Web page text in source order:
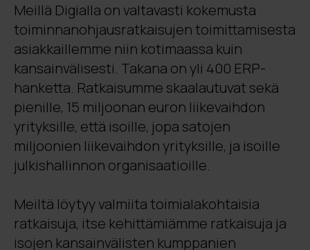
Meillä Digialla on valtavasti kokemusta
toiminnanohjausratkaisujen toimittamisesta
asiakkaillemme niin kotimaassa kuin
kansainvälisesti. Takana on yli 400 ERP-
hanketta. Ratkaisumme skaalautuvat sekä
pienille, 15 miljoonan euron liikevaihdon
yrityksille, että isoille, jopa satojen
miljoonien liikevaihdon yrityksille, ja isoille
julkishallinnon organisaatioille.
Meiltä löytyy valmiita toimialakohtaisia
ratkaisuja, itse kehittämiämme ratkaisuja ja
isojen kansainvälisten kumppanien